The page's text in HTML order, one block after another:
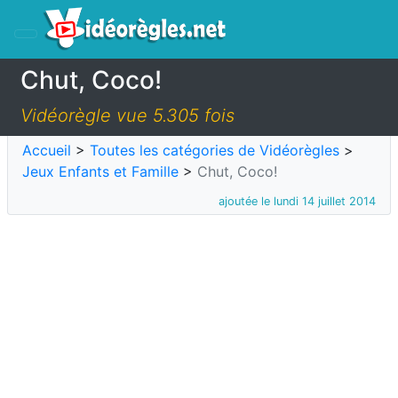
Chut, Coco!
Vidéorègle vue 5.305 fois
Accueil > Toutes les catégories de Vidéorègles >
Jeux Enfants et Famille > Chut, Coco!
ajoutée le lundi 14 juillet 2014